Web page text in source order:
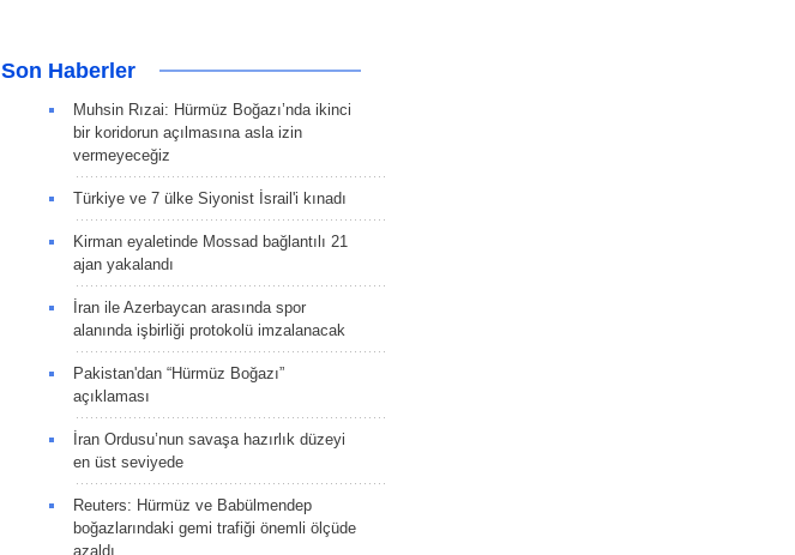
Son Haberler
Muhsin Rızai: Hürmüz Boğazı’nda ikinci
bir koridorun açılmasına asla izin
vermeyeceğiz
Türkiye ve 7 ülke Siyonist İsrail'i kınadı
Kirman eyaletinde Mossad bağlantılı 21
ajan yakalandı
İran ile Azerbaycan arasında spor
alanında işbirliği protokolü imzalanacak
Pakistan'dan “Hürmüz Boğazı”
açıklaması
İran Ordusu’nun savaşa hazırlık düzeyi
en üst seviyede
Reuters: Hürmüz ve Babülmendep
boğazlarındaki gemi trafiği önemli ölçüde
azaldı